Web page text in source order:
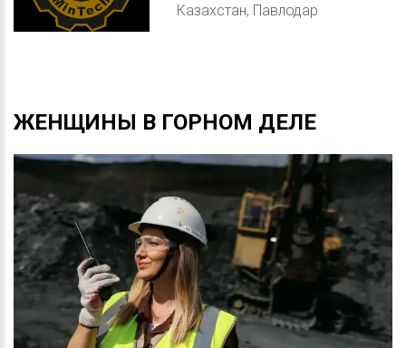
Казахстан, Павлодар
ЖЕНЩИНЫ В ГОРНОМ ДЕЛЕ